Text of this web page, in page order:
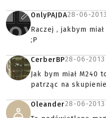
OnlyPAJDA28-06-
Raczej , jakbym
;P
CerberBP28-06-2013
Jak bym miał M240
patrząc na
Oleander28-06-2013